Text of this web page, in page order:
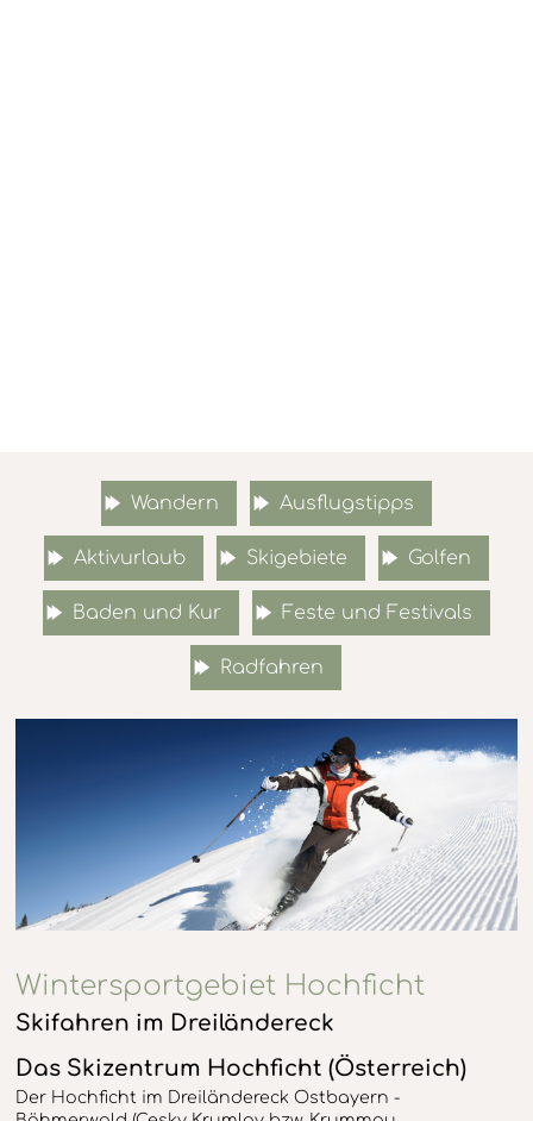
Wandern Ausflugstipps
Aktivurlaub Skigebiete Golfen
Baden und Kur Feste und Festivals
Radfahren
Wintersportgebiet Hochficht
Skifahren im Dreiländereck
Das Skizentrum Hochficht (Österreich)
Der Hochficht im Dreiländereck Ostbayern -